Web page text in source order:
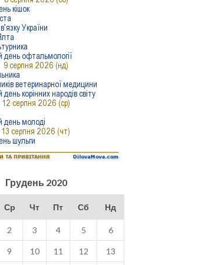
Грудень 2020
Ср Чт Пт Сб Нд
2 3 4 5 6
9 10 11 12 13